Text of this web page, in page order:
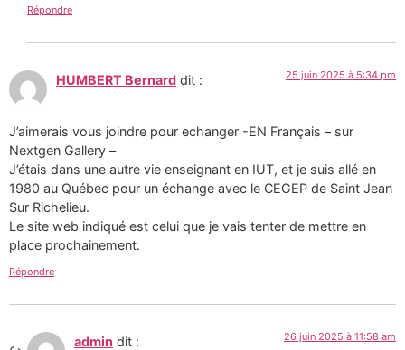
Répondre
HUMBERT Bernard dit : 25 juin 2025 à 5:34 pm
J’aimerais vous joindre pour echanger -EN Français – sur
Nextgen Gallery –
J’étais dans une autre vie enseignant en IUT, et je suis allé en
1980 au Québec pour un échange avec le CEGEP de Saint Jean
Sur Richelieu.
Le site web indiqué est celui que je vais tenter de mettre en
place prochainement.
Répondre
admin dit : 26 juin 2025 à 11:58 am